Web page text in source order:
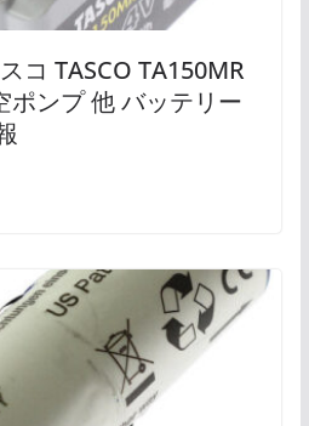
コ TASCO TA150MR
ポンプ 他 バッテリー